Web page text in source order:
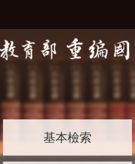
基本檢索